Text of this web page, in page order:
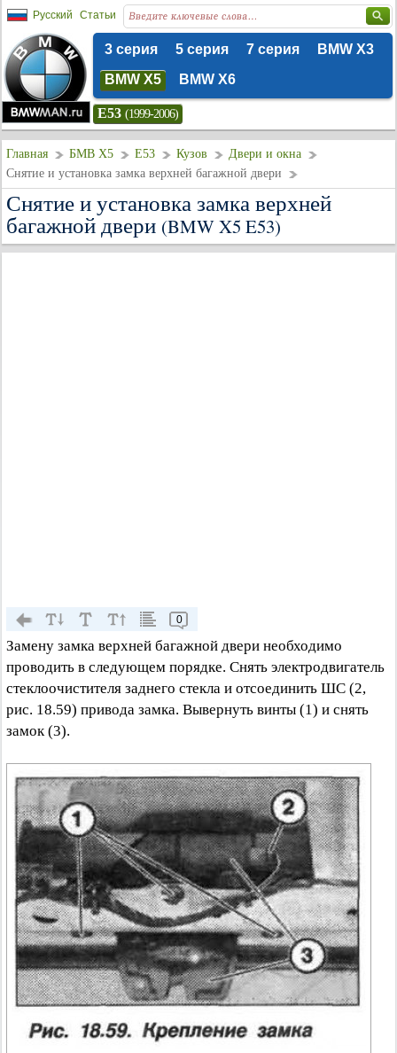
Русский Статьи
3 серия 5 серия 7 серия
BMW X3
BMW X5
BMW X6
E53 (1999-2006)
Главная БМВ Х5 E53 Кузов
Двери и окна
Снятие и установка замка верхней багажной двери
Снятие и установка замка верхней
багажной двери (BMW X5 E53)
0
Замену замка верхней багажной двери необходимо
проводить в следующем порядке. Снять электродвигатель
стеклоочистителя заднего стекла и отсоединить ШС (2,
рис. 18.59) привода замка. Вывернуть винты (1) и снять
замок (3).